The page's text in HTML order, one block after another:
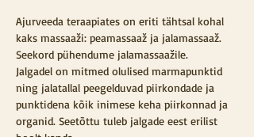
Ajurveeda teraapiates on eriti tähtsal kohal
kaks massaaži: peamassaaž ja jalamassaaž.
Seekord pühendume jalamassaažile.
Jalgadel on mitmed olulised marmapunktid
ning jalatallal peegelduvad piirkondade ja
punktidena kõik inimese keha piirkonnad ja
organid. Seetõttu tuleb jalgade eest erilist